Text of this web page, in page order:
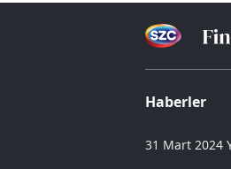
Haberler
31 Mart 2024